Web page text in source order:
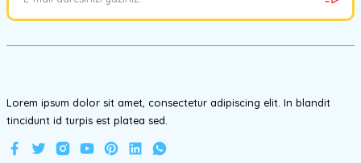
Ürün bilgilerinde hatalar bulunuyor.
Lorem ipsum dolor sit amet, consectetur adipiscing elit. In blandit
tincidunt id turpis est platea sed.